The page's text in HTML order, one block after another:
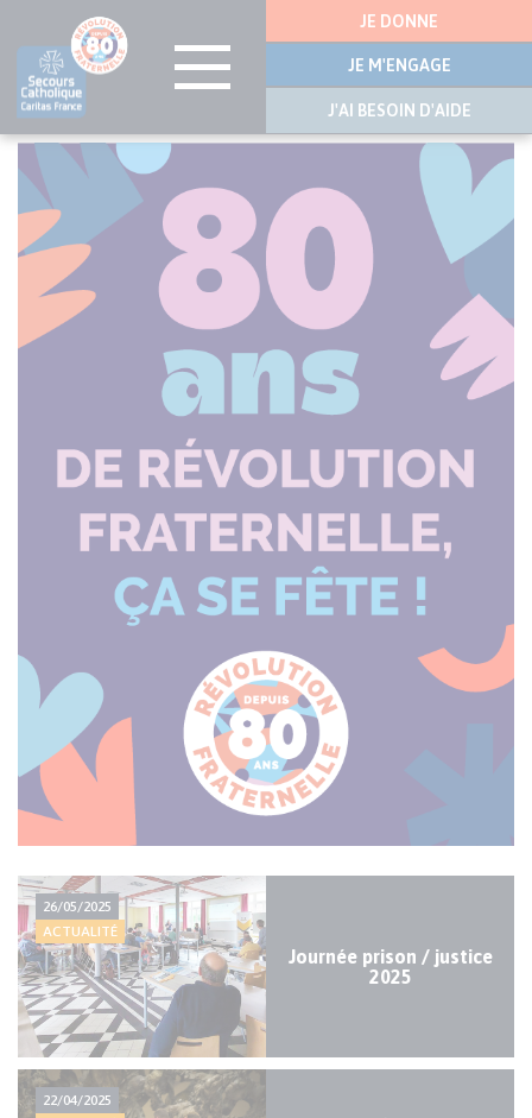
Aller
principal
latérale
JE DONNE
JE M'ENGAGE
J'AI BESOIN D'AIDE
Actualité
majeure
26/05/2025
ACTUALITÉ
Journée prison / justice
2025
Actualités
mineures
22/04/2025